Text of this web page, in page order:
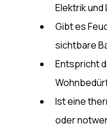
Elektrik
Gibt es
sichtbare
Entspricht
Ist eine
oder